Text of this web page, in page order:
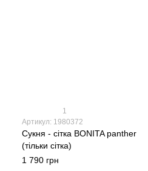
1
Артикул: 1980372
Сукня - сітка BONITA panther
(тільки сітка)
1 790 грн